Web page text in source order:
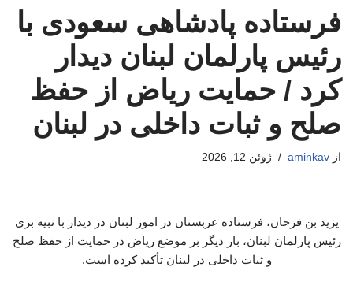
فرستاده پادشاهی سعودی با
رئیس پارلمان لبنان دیدار
کرد / حمایت ریاض از حفظ
صلح و ثبات داخلی در لبنان
از aminkav ژوئن 12, 2026
یزید بن فرحان، فرستاده عربستان در امور لبنان در دیدار با نبیه بری
رئیس پارلمان لبنان، بار دیگر بر موضع ریاض در حمایت از حفظ صلح
و ثبات داخلی در لبنان تأکید کرده است.